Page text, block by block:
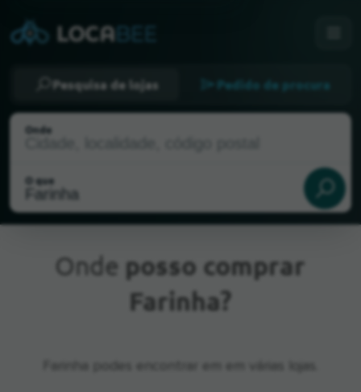
Pesquisa de lojas Pedido de procura
Onde
O que
Localização atual
Onde posso comprar
Farinha?